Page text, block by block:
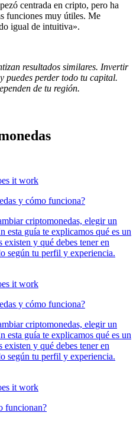
centrada en cripto, pero ha
funciones muy útiles. Me
igual de intuitiva».
resultados similares. Invertir
puedes perder todo tu capital.
de tu región.
y cómo funciona?
criptomonedas, elegir un
esta guía te explicamos qué es un
y qué debes tener en
según tu perfil y experiencia.
y cómo funciona?
criptomonedas, elegir un
esta guía te explicamos qué es un
y qué debes tener en
según tu perfil y experiencia.
funcionan?